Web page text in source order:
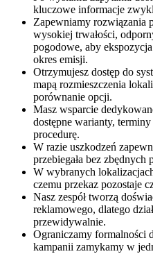
kluczowe informacje
Zapewniamy rozwiązania
wysokiej trwałości,
pogodowe, aby
okres emisji.
Otrzymujesz dostęp do
mapą rozmieszczenia
porównanie opcji.
Masz wsparcie
dostępne warianty,
procedurę.
W razie uszkodzeń
przebiegała bez zbędnych
W wybranych
czemu przekaz pozostaje
Nasz zespół tworzą
reklamowego, dlatego
przewidywalnie.
Ograniczamy formalności
kampanii zamykamy w